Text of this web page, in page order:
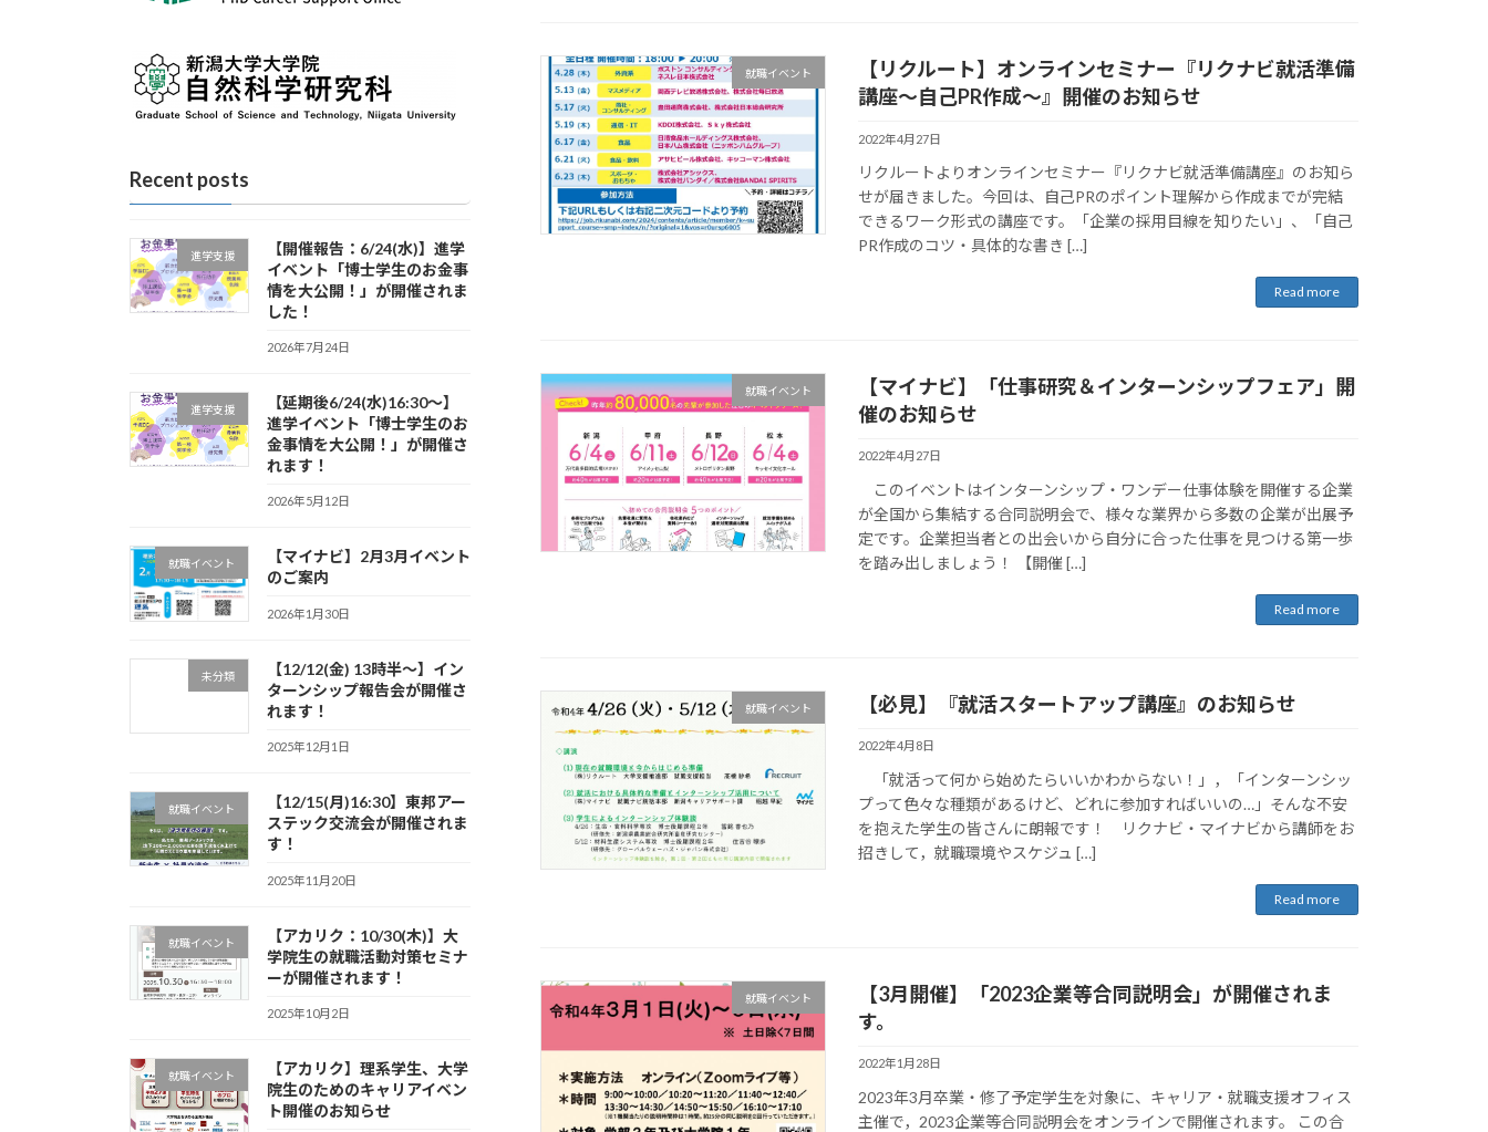
就職イベント
【リクルート】オンラインセミナー『リクナビ就活準備
講座～自己PR作成～』開催のお知らせ
2022年4月27日
リクルートよりオンラインセミナー『リクナビ就活準備講座』のお知ら
せが届きました。今回は、自己PRのポイント理解から作成までが完結
できるワーク形式の講座です。「企業の採用目線を知りたい」、「自己
PR作成のコツ・具体的な書き […]
Read more
就職イベント
【マイナビ】「仕事研究＆インターンシップフェア」開
催のお知らせ
2022年4月27日
このイベントはインターンシップ・ワンデー仕事体験を開催する企業
が全国から集結する合同説明会で、様々な業界から多数の企業が出展予
定です。企業担当者との出会いから自分に合った仕事を見つける第一歩
を踏み出しましょう！ 【開催 […]
Read more
就職イベント 【必見】『就活スタートアップ講座』のお知らせ
2022年4月8日
「就活って何から始めたらいいかわからない！」，「インターンシッ
プって色々な種類があるけど、どれに参加すればいいの…」そんな不安
を抱えた学生の皆さんに朗報です！ リクナビ・マイナビから講師をお
招きして，就職環境やスケジュ […]
Read more
就職イベント
【3月開催】「2023企業等合同説明会」が開催されま
す。
2022年1月28日
2023年3月卒業・修了予定学生を対象に、キャリア・就職支援オフィス
主催で，2023企業等合同説明会をオンラインで開催されます。 この合
Recent posts
進学支援
【開催報告：6/24(水)】進学
イベント「博士学生のお金事
情を大公開！」が開催されま
した！
2026年7月24日
進学支援
【延期後6/24(水)16:30～】
進学イベント「博士学生のお
金事情を大公開！」が開催さ
れます！
2026年5月12日
就職イベント
【マイナビ】2月3月イベント
のご案内
2026年1月30日
未分類
【12/12(金) 13時半～】イン
ターンシップ報告会が開催さ
れます！
2025年12月1日
就職イベント
【12/15(月)16:30】東邦アー
ステック交流会が開催されま
す！
2025年11月20日
就職イベント
【アカリク：10/30(木)】大
学院生の就職活動対策セミナ
ーが開催されます！
2025年10月2日
就職イベント
【アカリク】理系学生、大学
院生のためのキャリアイベン
ト開催のお知らせ